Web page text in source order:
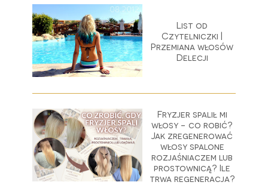
List od
Czytelniczki |
Przemiana włosów
Delecji
Fryzjer spalił mi
włosy - co robić?
Jak zregenerować
włosy spalone
rozjaśniaczem lub
prostownicą? Ile
trwa regeneracja?